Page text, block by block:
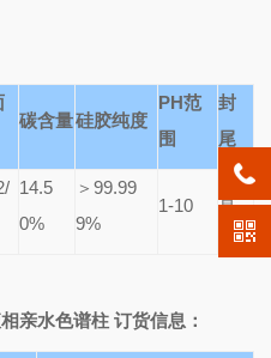
碳含量硅胶纯度
PH范
围
封
尾
14.5
0%
＞99.99
9%
1-10 是
亲水色谱柱 订货信息：